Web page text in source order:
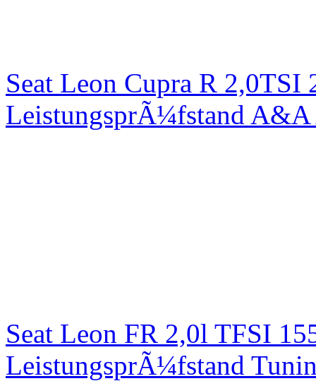
Seat Leon Cupra R
LeistungsprÃ¼fstand
Seat Leon FR 2,0l TFSI
LeistungsprÃ¼fstand